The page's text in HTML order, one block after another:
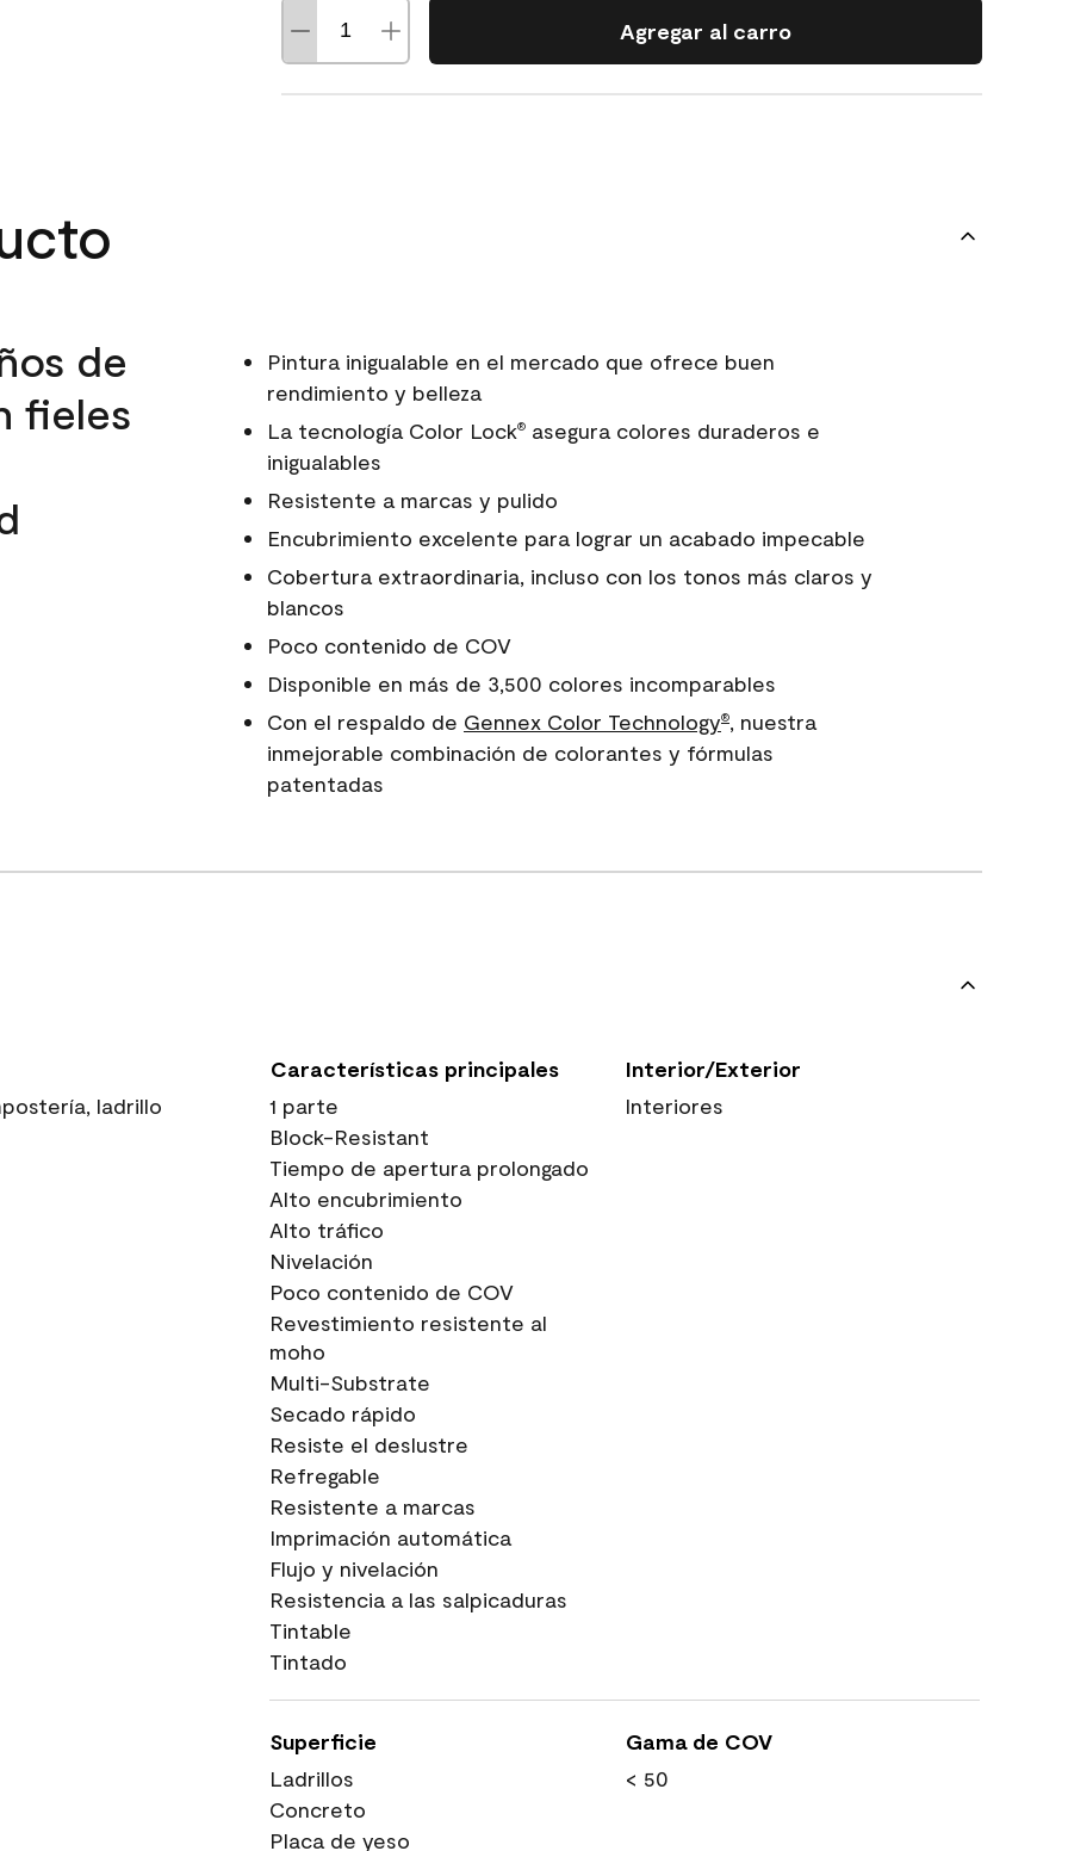
Agregar al carro
de
fieles
Pintura inigualable en el mercado que ofrece buen
rendimiento y belleza
La tecnología Color Lock®asegura colores duraderos e
inigualables
Resistente a marcas y pulido
Encubrimiento excelente para lograr un acabado impecable
Cobertura extraordinaria, incluso con los tonos más claros y
blancos
Poco contenido de COV
Disponible en más de 3,500 colores incomparables
Con el respaldo de Gennex Color Technology®, nuestra
inmejorable combinación de colorantes y fórmulas
patentadas
ladrillo
Características principales
1 parte
Block-Resistant
Tiempo de apertura prolongado
Alto encubrimiento
Alto tráfico
Nivelación
Poco contenido de COV
Revestimiento resistente al
moho
Multi-Substrate
Secado rápido
Resiste el deslustre
Refregable
Resistente a marcas
Imprimación automática
Flujo y nivelación
Resistencia a las salpicaduras
Tintable
Tintado
Interior/Exterior
Interiores
Superficie
Ladrillos
Concreto
Placa de yeso
Gama de COV
< 50